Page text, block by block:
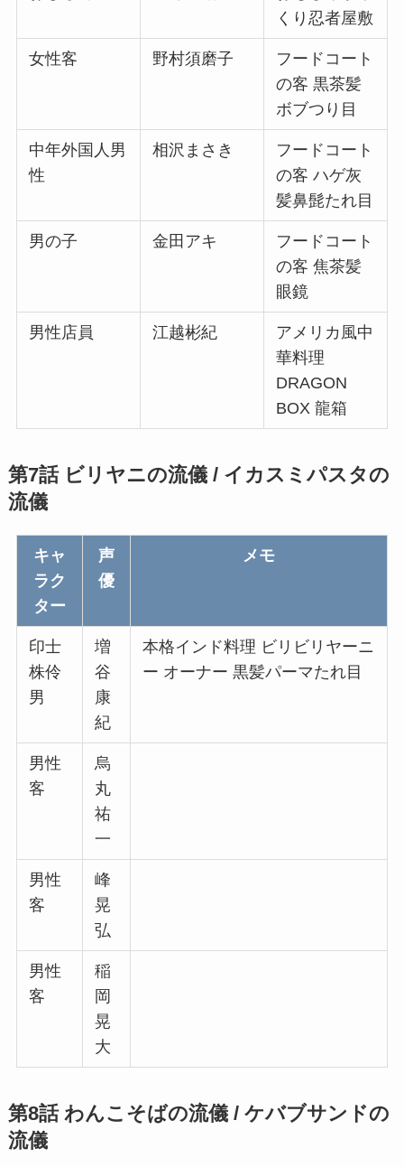
くり忍者屋敷
女性客 野村須磨子
フードコート
の客 黒茶髪
ボブつり目
中年外国人男
性
相沢まさき
フードコート
の客 ハゲ灰
髪鼻髭たれ目
男の子 金田アキ
フードコート
の客 焦茶髪
眼鏡
男性店員 江越彬紀
アメリカ風中
華料理
DRAGON
BOX 龍箱
第7話 ビリヤニの流儀 / イカスミパスタの
流儀
キャ
ラク
ター
声
優
メモ
印士
株伶
男
増
谷
康
紀
本格インド料理 ビリビリヤーニ
ー オーナー 黒髪パーマたれ目
男性
客
烏
丸
祐
一
男性
客
峰
晃
弘
男性
客
稲
岡
晃
大
第8話 わんこそばの流儀 / ケバブサンドの
流儀